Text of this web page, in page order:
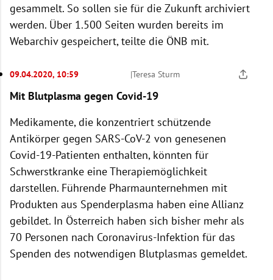
gesammelt. So sollen sie für die Zukunft archiviert
werden. Über 1.500 Seiten wurden bereits im
Webarchiv gespeichert, teilte die ÖNB mit.
09.04.2020, 10:59 |Teresa Sturm
Mit Blutplasma gegen Covid-19
Medikamente, die konzentriert schützende
Antikörper gegen SARS-CoV-2 von genesenen
Covid-19-Patienten enthalten, könnten für
Schwerstkranke eine Therapiemöglichkeit
darstellen. Führende Pharmaunternehmen mit
Produkten aus Spenderplasma haben eine Allianz
gebildet. In Österreich haben sich bisher mehr als
70 Personen nach Coronavirus-Infektion für das
Spenden des notwendigen Blutplasmas gemeldet.